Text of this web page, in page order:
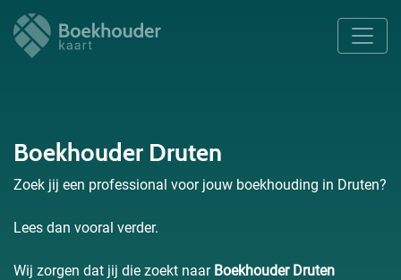
Boekhouder Druten
Zoek jij een professional voor jouw boekhouding in Druten?
Lees dan vooral verder.
Wij zorgen dat jij die zoekt naar Boekhouder Druten